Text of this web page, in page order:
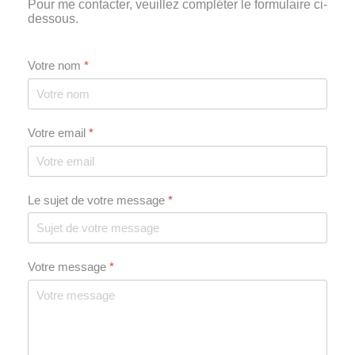
Pour me contacter, veuillez compléter le formulaire ci-
dessous.
Votre nom *
Votre email *
Le sujet de votre message *
Votre message *